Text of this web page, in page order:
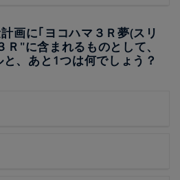
画に｢ヨコハマ３Ｒ夢(スリ
"に含まれるものとして、
、あと1つは何でしょう？